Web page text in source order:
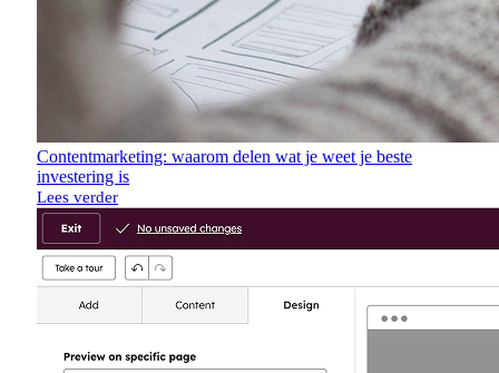
Contentmarketing: waarom delen wat je weet je beste
investering is
Lees verder